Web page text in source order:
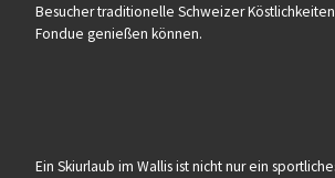
Besucher traditionelle Schweizer
Fondue genießen können.
Ein Skiurlaub im Wallis ist nicht nur ein